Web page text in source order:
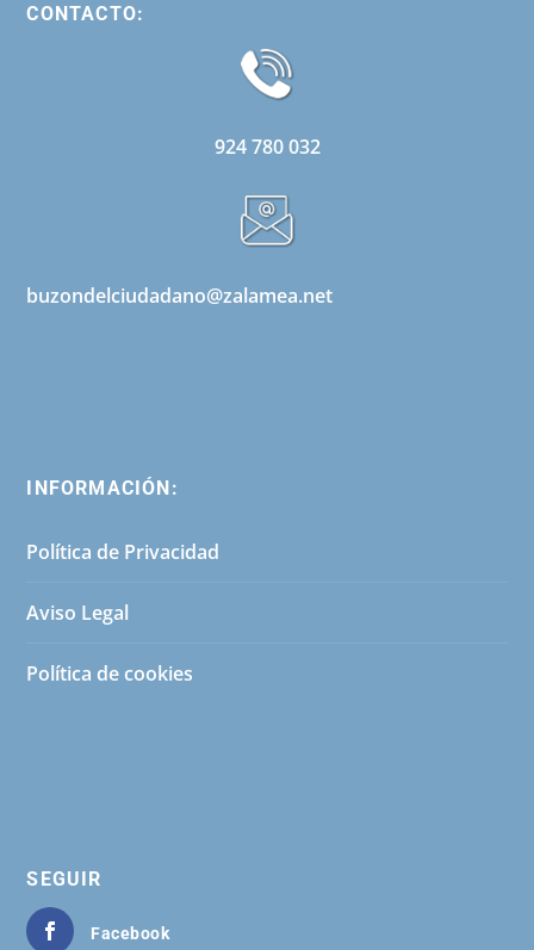
CONTACTO:
924 780 032
buzondelciudadano@zalamea.net
INFORMACIÓN:
Política de Privacidad
Aviso Legal
Política de cookies
SEGUIR
Facebook